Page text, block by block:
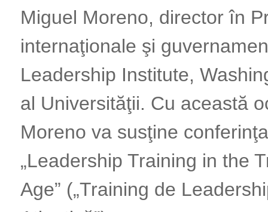
Miguel Moreno, director în
internaţionale şi
Leadership Institute,
al Universităţii. Cu această
Moreno va susţine
„Leadership Training in the
Age” („Training de